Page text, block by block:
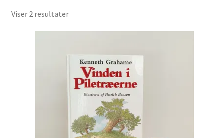
Jul og temaer
Viser 2 resultaterSorteret